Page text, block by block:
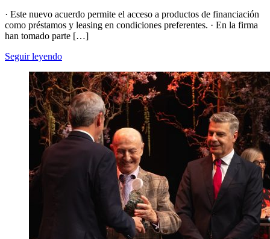
· Este nuevo acuerdo permite el acceso a productos de financiación
como préstamos y leasing en condiciones preferentes. · En la firma
han tomado parte […]
Seguir leyendo